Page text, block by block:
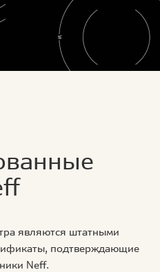
являются штатными
подтверждающие
Neff.